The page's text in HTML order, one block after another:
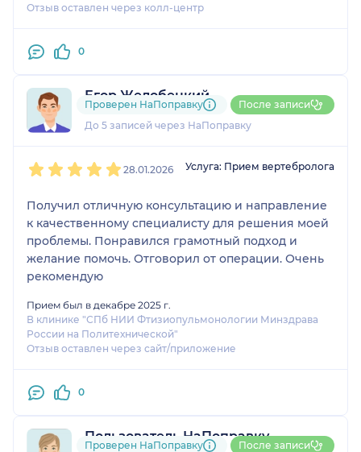
Отзыв оставлен через колл-центр
0
Егор Желобецкий
2 отзыва
До 5 записей через НаПоправку
Проверен НаПоправку После записи
28.01.2026 Услуга: Прием вертебролога
Получил отличную консультацию и направление
к качественному специалисту для решения моей
проблемы. Понравился грамотный подход и
желание помочь. Отговорил от операции. Очень
рекомендую
Прием был в декабре 2025 г.
В клинике "СПб НИИ Фтизиопульмонологии Минздрава
России на Политехнической"
Отзыв оставлен через сайт/приложение
0
Пользователь НаПоправку
Проверен НаПоправку После записи